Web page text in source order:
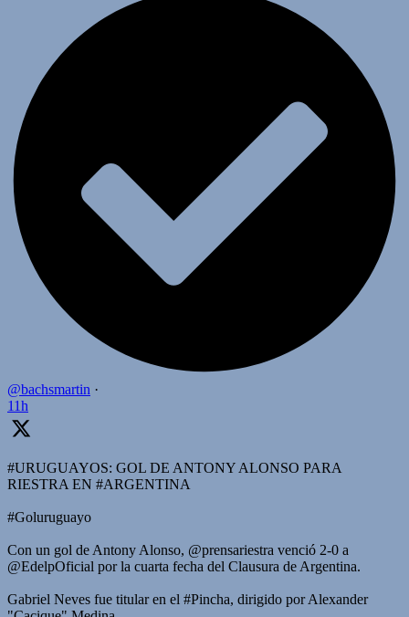
@bachsmartin ·
11h
#URUGUAYOS: GOL DE ANTONY ALONSO PARA
RIESTRA EN #ARGENTINA
#Goluruguayo
Con un gol de Antony Alonso, @prensariestra venció 2-0 a
@EdelpOficial por la cuarta fecha del Clausura de Argentina.
Gabriel Neves fue titular en el #Pincha, dirigido por Alexander